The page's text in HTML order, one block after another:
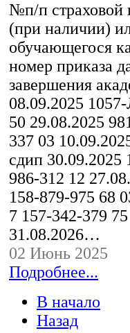
№п/п страховой
(при наличии)
обучающегося
номер приказа
завершения
08.09.2025
50 29.08.2025
337 03
сдип 30.09.2025
986-312 12
158-879-975 68
7 157-342-379
31.08.2026…
02 Июнь 2025
Подробнее...
В начало
Назад